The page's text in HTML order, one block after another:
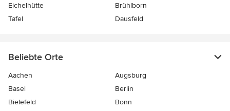
Eichelhütte
Brühlborn
Tafel
Dausfeld
Beliebte Orte
Aachen
Augsburg
Basel
Berlin
Bielefeld
Bonn